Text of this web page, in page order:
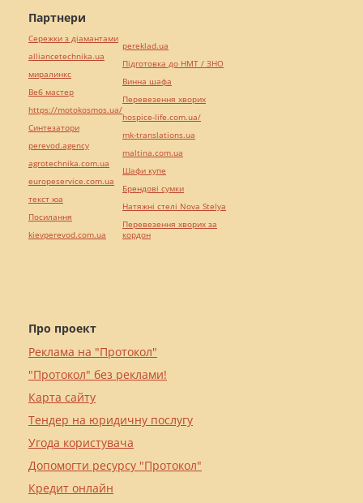
Про проект
Реклама на "Протокол"
"Протокол" без реклами!
Карта сайту
Тендер на юридичну послугу
Угода користувача
Допомогти ресурсу "Протокол"
Кредит онлайн
Партнери
Сережки з діамантами
alliancetechnika.ua
миралинкс
Веб мастер
https://motokosmos.ua/
Синтезатори
perevod.agency
agrotechnika.com.ua
europeservice.com.ua
текст юа
Посилання
kievperevod.com.ua
pereklad.ua
Підготовка до НМТ / ЗНО
Винна шафа
Перевезення хворих
hospice-life.com.ua/
mk-translations.ua
maltina.com.ua
Шафи купе
Брендові сумки
Натяжні стелі Nova Stelya
Перевезення хворих за
кордон